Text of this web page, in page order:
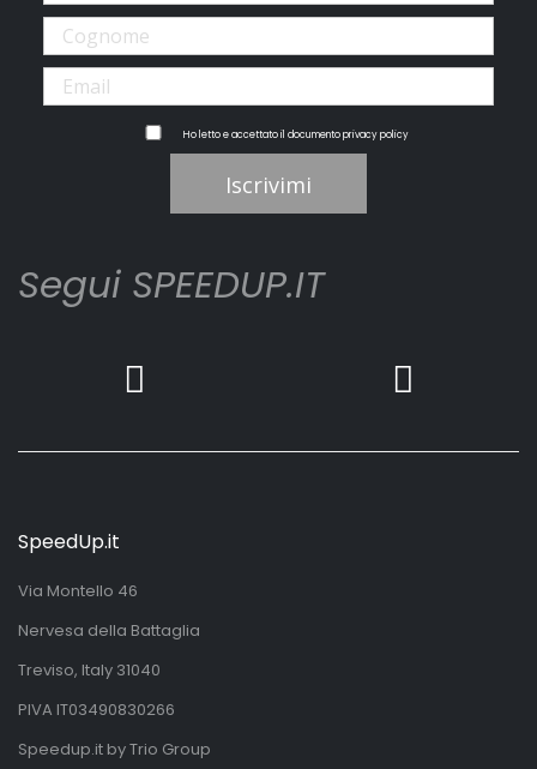
Ho letto e accettato il documentoprivacy policy
Iscrivimi
Segui SPEEDUP.IT
SpeedUp.it
Via Montello 46
Nervesa della Battaglia
Treviso, Italy 31040
PIVA IT03490830266
Speedup.it by Trio Group